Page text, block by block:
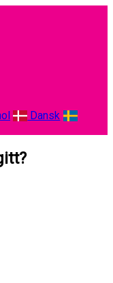
Dansk